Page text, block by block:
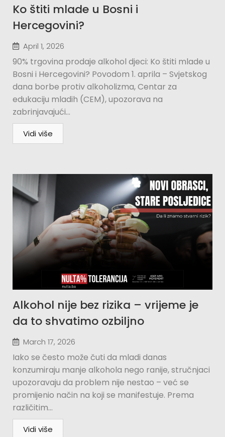
Ko štiti mlade u Bosni i
Hercegovini?​
April 1, 2026
90% trgovina prodaje alkohol djeci: Ko štiti mlade u
Bosni i Hercegovini? Povodom 1. aprila – Svjetskog
dana borbe protiv alkoholizma, Centar za
edukaciju mladih (CEM), upozorava na
zabrinjavajući...
Vidi više
Alkohol nije bez rizika – vrijeme je
da to shvatimo ozbiljno
March 17, 2026
Iako se često može čuti da mladi danas
konzumiraju manje alkohola nego ranije, stručnjaci
upozoravaju da problem nije nestao – već se
promijenio način na koji se manifestuje. Prema
različitim...
Vidi više